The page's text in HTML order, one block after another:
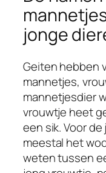
jonge
Geiten hebben
mannetjes,
mannetjesdier
vrouwtje heet
een sik. Voor
meestal het
weten tussen